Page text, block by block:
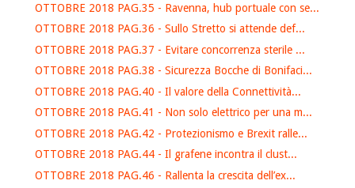
OTTOBRE 2018 PAG.35 - Ravenna, hub portuale con se...
OTTOBRE 2018 PAG.36 - Sullo Stretto si attende def...
OTTOBRE 2018 PAG.37 - Evitare concorrenza sterile ...
OTTOBRE 2018 PAG.38 - Sicurezza Bocche di Bonifaci...
OTTOBRE 2018 PAG.40 - Il valore della Connettività...
OTTOBRE 2018 PAG.41 - Non solo elettrico per una m...
OTTOBRE 2018 PAG.42 - Protezionismo e Brexit ralle...
OTTOBRE 2018 PAG.44 - Il grafene incontra il clust...
OTTOBRE 2018 PAG.46 - Rallenta la crescita dell’ex...